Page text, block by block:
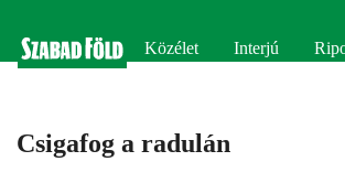
Közélet Interjú
Csigafog a radulán